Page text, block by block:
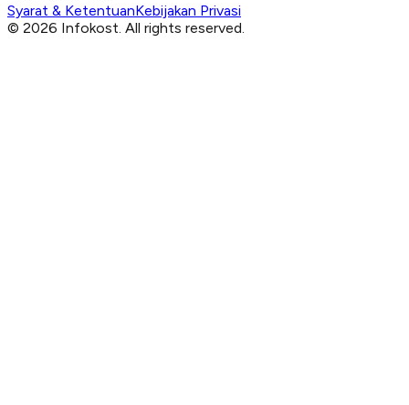
Syarat & KetentuanKebijakan Privasi
© 2026 Infokost. All rights reserved.